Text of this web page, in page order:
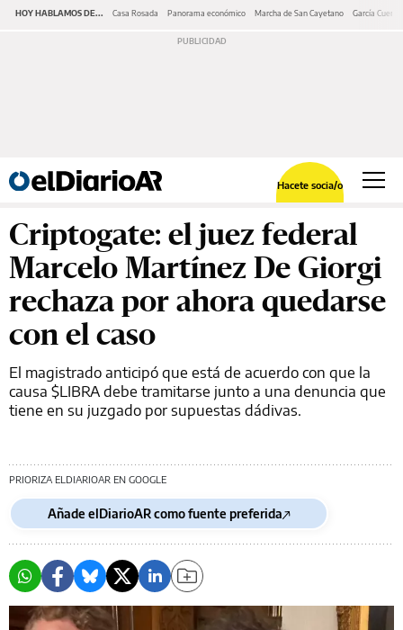
HOY HABLAMOS DE... Casa Rosada Panorama económico Marcha de San Cayetano García Cuerva
Hacete socia/o
Criptogate: el juez federal
Marcelo Martínez De Giorgi
rechaza por ahora quedarse
con el caso
El magistrado anticipó que está de acuerdo con que la
causa $LIBRA debe tramitarse junto a una denuncia que
tiene en su juzgado por supuestas dádivas.
PRIORIZA ELDIARIOAR EN GOOGLE
Añade elDiarioAR como fuente preferida